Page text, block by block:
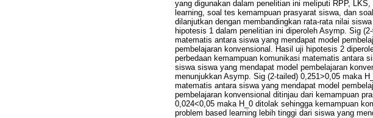
yang digunakan dalam penelitian ini meliputi RPP,
learning, soal tes kemampuan prasyarat siswa, dan
dilanjutkan dengan membandingkan rata-rata nilai
hipotesis 1 dalam penelitian ini diperoleh Asymp. Sig
matematis antara siswa yang mendapat model
pembelajaran konvensional. Hasil uji hipotesis 2
perbedaan kemampuan komunikasi matematis antara
siswa siswa yang mendapat model pembelajaran
menunjukkan Asymp. Sig (2-tailed) 0,251>0,05 maka
matematis antara siswa yang mendapat model
pembelajaran konvensional ditinjau dari kemampuan
0,024<0,05 maka H_0 ditolak sehingga kemampuan
problem based learning lebih tinggi dari siswa yang